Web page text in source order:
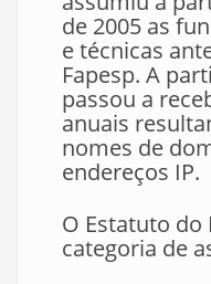
de 2005 as
e técnicas
Fapesp. A
passou a
anuais
nomes de
endereços IP.
O Estatuto do
categoria de